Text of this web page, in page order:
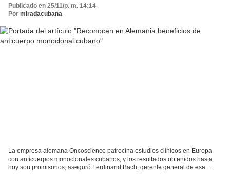
Publicado en 25/11/p. m. 14:14
Por miradacubana
La empresa alemana Oncoscience patrocina estudios clínicos en Europa
con anticuerpos monoclonales cubanos, y los resultados obtenidos hasta
hoy son promisorios, aseguró Ferdinand Bach, gerente general de esa